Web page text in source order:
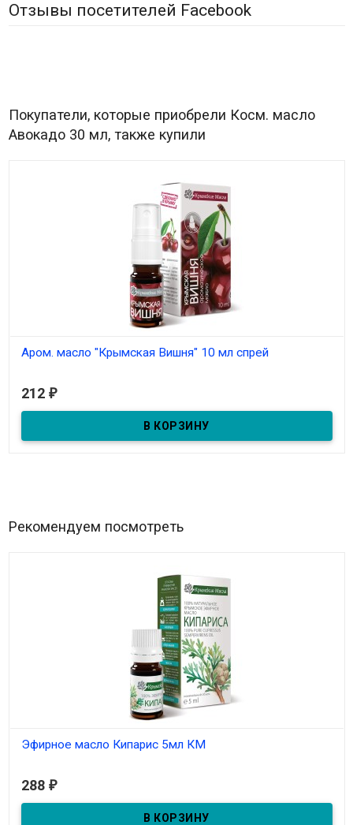
Отзывы посетителей Facebook
Покупатели, которые приобрели Косм. масло
Авокадо 30 мл, также купили
Аром. масло "Крымская Вишня" 10 мл спрей
212 ₽
Рекомендуем посмотреть
Эфирное масло Кипарис 5мл КМ
288 ₽